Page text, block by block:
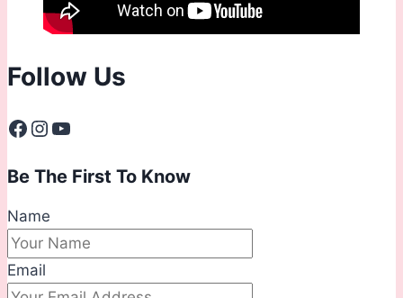
Follow Us
Facebook
Instagram
YouTube
Be The First To Know
Name
Email